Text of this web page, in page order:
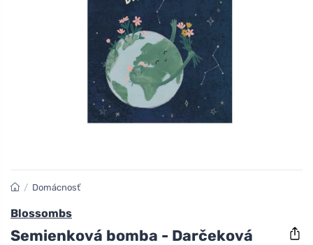
/ Domácnosť
Blossombs
Semienková bomba - Darčeková